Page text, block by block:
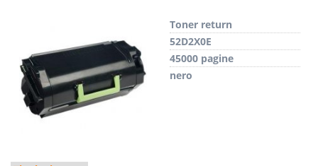
Toner return
52D2X0E
45000 pagine
nero